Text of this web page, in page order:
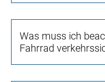
Was muss ich
Fahrrad